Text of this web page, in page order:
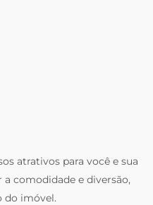
atrativos para você e sua
comodidade e diversão,
do imóvel.